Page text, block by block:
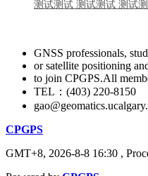
测试测试 测试测试 测试
GNSS professionals,
or satellite positioning
to join CPGPS.All
TEL：(403) 220-8150
CPGPS
GMT+8, 2026-8-8 16:30 ,